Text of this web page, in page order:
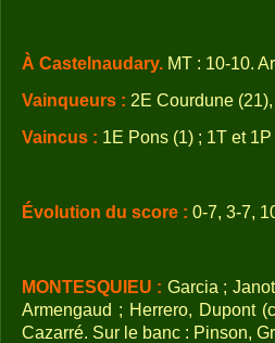
À Castelnaudary. MT : 10-10.
Vainqueurs : 2E Courdune
Vaincus : 1E Pons (1) ; 1T et
Évolution du score : 0-7, 3-7,
MONTESQUIEU : Garcia ;
Armengaud ; Herrero, Dupont
Cazarré. Sur le banc : Pinson,